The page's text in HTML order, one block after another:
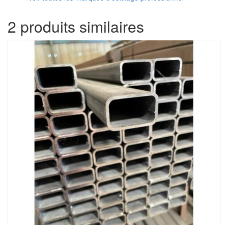
2 produits similaires